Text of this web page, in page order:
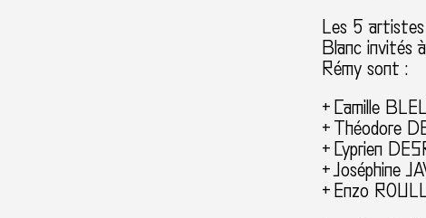
Les 5
Blanc invités
Rémy sont :
+ Camille
+ Théodore
+ Cyprien
+Joséphine
+ Enzo